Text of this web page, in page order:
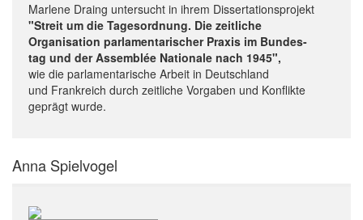
Marlene Draing untersucht in ihrem Dissertationsprojekt
"Streit um die Tagesordnung. Die zeitliche
Organisation parlamentarischer Praxis im Bundes-
tag und der Assemblée Nationale nach 1945",
wie die parlamentarische Arbeit in Deutschland
und Frankreich durch zeitliche Vorgaben und Konflikte
geprägt wurde.
Anna Spielvogel